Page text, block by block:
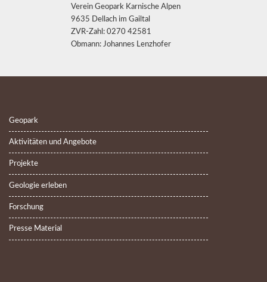
Verein Geopark Karnische Alpen
9635 Dellach im Gailtal
ZVR-Zahl: 0270 42581
Obmann: Johannes Lenzhofer
Geopark
Aktivitäten und Angebote
Projekte
Geologie erleben
Forschung
Presse Material